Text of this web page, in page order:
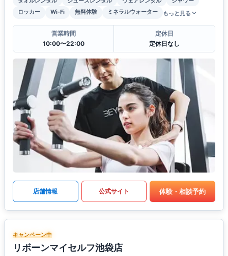
ロッカー
Wi-Fi 無料体験 ミネラルウォーター もっと見る
営業時間
10:00〜22:00
定休日
定休日なし
店舗情報 公式サイト 体験・相談予約
キャンペーン中
リボーンマイセルフ池袋店